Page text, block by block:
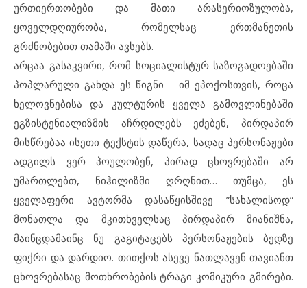
ურთიერთობები და მათი არასერიოზულობა,
ყოველდღიურობა, რომელსაც ერთმანეთის
გრძნობებით თამაში ავსებს.
არცაა გასაკვირი, რომ სოციალისტურ საზოგადოებაში
პოპლარული გახდა ეს წიგნი – იმ ეპოქოსთვის, როცა
ხელოვნებისა და კულტურის ყველა გამოვლინებაში
ეგზისტენიალიზმის აჩრდილებს ეძებენ, პირდაპირ
მისწრებაა ისეთი ტექსტის დაწერა, სადაც პერსონაჟები
ადგილს ვერ პოულობენ, პირად ცხოვრებაში არ
უმართლებთ, ნიჰილიზმი ღრღნით… თუმცა, ეს
ყველაფერი ავტორმა დასაწყისშივე ”სახალისოდ”
მონათლა და მკითხველსაც პირდაპირ მიანიშნა,
მაინცდამაინც ნუ გაგიტაცებს პერსონაჟების ბედზე
ფიქრი და დარდიო. თითქოს ასევე ნათლავენ თავიანთ
ცხოვრებასაც მოთხრობების ტრაგი-კომიკური გმირები.